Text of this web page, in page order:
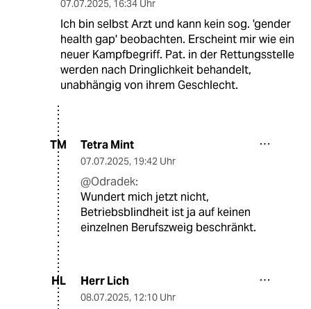
07.07.2025, 16:34 Uhr
Ich bin selbst Arzt und kann kein sog. 'gender
health gap' beobachten. Erscheint mir wie ein
neuer Kampfbegriff. Pat. in der Rettungsstelle
werden nach Dringlichkeit behandelt,
unabhängig von ihrem Geschlecht.
TM Tetra Mint
07.07.2025, 19:42 Uhr
@Odradek:
Wundert mich jetzt nicht,
Betriebsblindheit ist ja auf keinen
einzelnen Berufszweig beschränkt.
HL Herr Lich
08.07.2025, 12:10 Uhr